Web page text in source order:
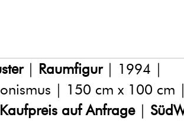
| Raumfigur| 1994 |
| 150 cm x 100
Kaufpreis auf Anfrage|